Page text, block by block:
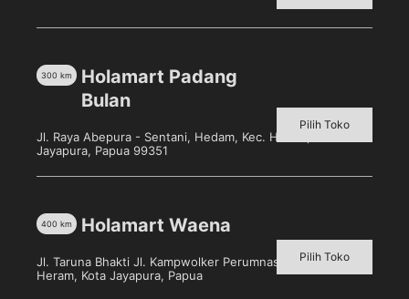
Pilih toko untuk melihat
Detail
Holamart Padang
Bulan
300 km
Jl. Raya Abepura - Sentani, Hedam, Kec. Heram, Kota
Jayapura, Papua 99351
Pilih Toko
Holamart Waena
400 km
Jl. Taruna Bhakti Jl. Kampwolker Perumnas 3, Waena, Kec.
Heram, Kota Jayapura, Papua
Pilih Toko